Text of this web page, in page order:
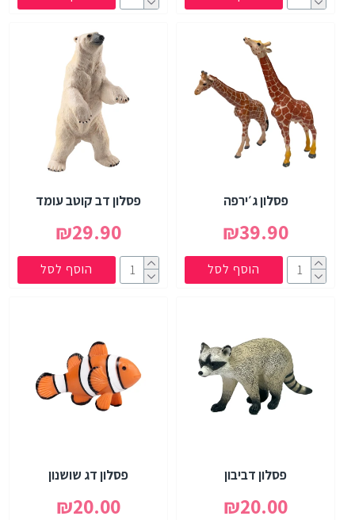
פסלון ג׳ירפה
₪39.90
הוסף לסל
פסלון דב קוטב עומד
₪29.90
הוסף לסל
פסלון דביבון
₪20.00
פסלון דג שושנון
₪20.00